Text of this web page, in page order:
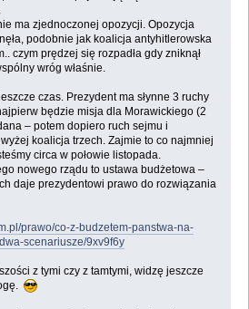
ma zjednoczonej opozycji. Opozycja
podobnie jak koalicja antyhitlerowska
czym prędzej się rozpadła gdy zniknął
wróg właśnie.
czas. Prezydent ma słynne 3 ruchy
będzie misja dla Morawickiego (2
– potem dopiero ruch sejmu i
koalicja trzech. Zajmie to co najmniej
circa w połowie listopada.
nowego rządu to ustawa budżetowa –
daje prezydentowi prawo do rozwiązania
prawo/co-z-budzetem-panstwa-na-
scenariusze/9xv9f6y
z tymi czy z tamtymi, widzę jeszcze